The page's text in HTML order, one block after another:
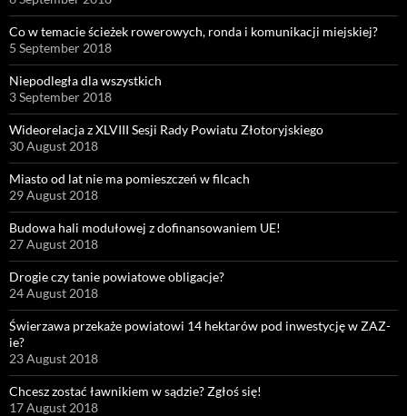
Co w temacie ścieżek rowerowych, ronda i komunikacji miejskiej?
5 September 2018
Niepodległa dla wszystkich
3 September 2018
Wideorelacja z XLVIII Sesji Rady Powiatu Złotoryjskiego
30 August 2018
Miasto od lat nie ma pomieszczeń w filcach
29 August 2018
Budowa hali modułowej z dofinansowaniem UE!
27 August 2018
Drogie czy tanie powiatowe obligacje?
24 August 2018
Świerzawa przekaże powiatowi 14 hektarów pod inwestycję w ZAZ-
ie?
23 August 2018
Chcesz zostać ławnikiem w sądzie? Zgłoś się!
17 August 2018